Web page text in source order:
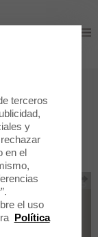
terceros
y
en el
el uso
Política